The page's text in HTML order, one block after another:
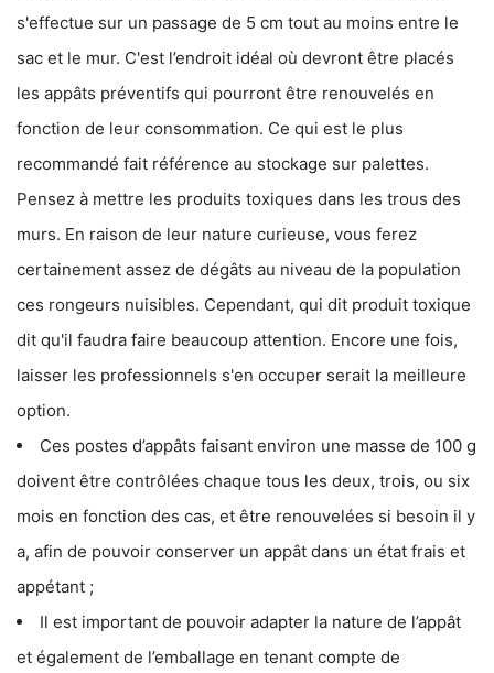
s'effectue sur un passage de 5 cm tout au moins entre le
sac et le mur. C'est l’endroit idéal où devront être placés
les appâts préventifs qui pourront être renouvelés en
fonction de leur consommation. Ce qui est le plus
recommandé fait référence au stockage sur palettes.
Pensez à mettre les produits toxiques dans les trous des
murs. En raison de leur nature curieuse, vous ferez
certainement assez de dégâts au niveau de la population
ces rongeurs nuisibles. Cependant, qui dit produit toxique
dit qu'il faudra faire beaucoup attention. Encore une fois,
laisser les professionnels s'en occuper serait la meilleure
option.
Ces postes d’appâts faisant environ une masse de 100 g
doivent être contrôlées chaque tous les deux, trois, ou six
mois en fonction des cas, et être renouvelées si besoin il y
a, afin de pouvoir conserver un appât dans un état frais et
appétant ;
Il est important de pouvoir adapter la nature de l’appât
et également de l’emballage en tenant compte de